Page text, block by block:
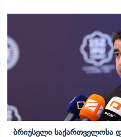
Ბრიუსელი Საქართველოსა